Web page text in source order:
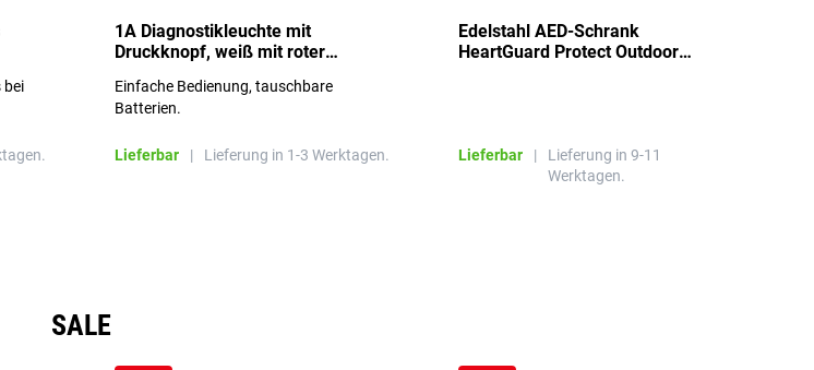
bei
1A Diagnostikleuchte mit
Druckknopf, weiß mit roter
Einfache Bedienung, tauschbare
Batterien.
Lieferbar | Lieferung in 1-3 Werktagen.
Edelstahl AED-Schrank
HeartGuard Protect Outdoor
Lieferbar |
Lieferung in 9-11
Werktagen.
SALE